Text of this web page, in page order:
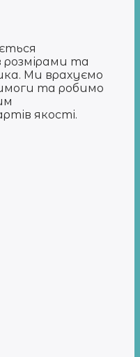
розмірами та
Ми врахуємо
та робимо
якості.